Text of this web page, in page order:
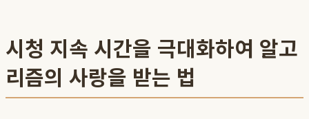
시청 지속 시간을 극대화하여 알고
리즘의 사랑을 받는 법